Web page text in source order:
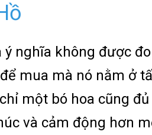
ý nghĩa không được
mua mà nó nằm ở
một bó hoa cũng
và cảm động hơn